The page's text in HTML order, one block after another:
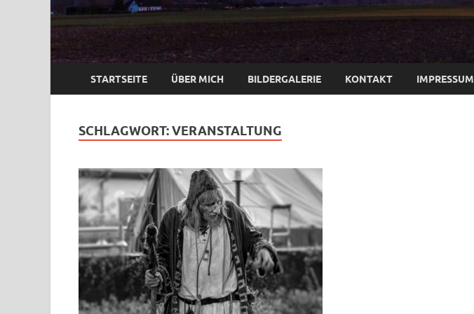
STARTSEITE ÜBER MICH BILDERGALERIE KONTAKT IMPRESSUM
SCHLAGWORT:VERANSTALTUNG